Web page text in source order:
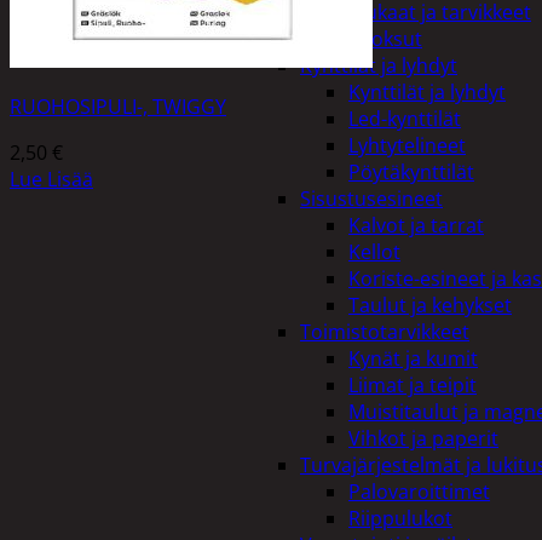
Kiukaat ja tarvikkeet
Tuoksut
Kynttilät ja lyhdyt
Kynttilät ja lyhdyt
Led-kynttilät
Lyhtytelineet
Pöytäkynttilät
Sisustusesineet
Kalvot ja tarrat
Kellot
Koriste-esineet ja
Taulut ja kehykset
Toimistotarvikkeet
Kynät ja kumit
Liimat ja teipit
Muistitaulut ja
Vihkot ja paperit
Turvajärjestelmät ja
Palovaroittimet
Riippulukot
RUOHOSIPULI-, TWIGGY
2,50 €
Lue Lisää